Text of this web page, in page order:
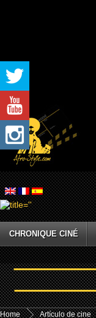
CHRONIQUE CINÉ
Home Artículo de cine